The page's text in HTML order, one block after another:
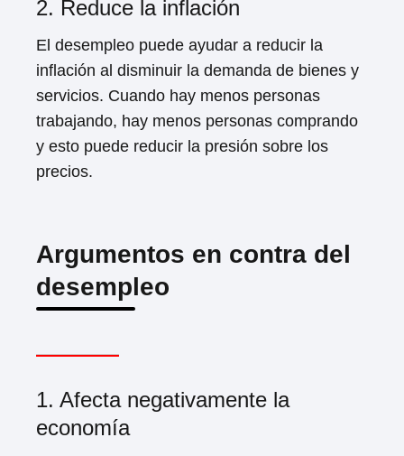
2. Reduce la inflación
El desempleo puede ayudar a reducir la
inflación al disminuir la demanda de bienes y
servicios. Cuando hay menos personas
trabajando, hay menos personas comprando
y esto puede reducir la presión sobre los
precios.
Argumentos en contra del
desempleo
1. Afecta negativamente la
economía